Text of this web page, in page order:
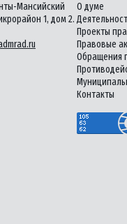
Мансийский
1, дом 2.
О думе
Проекты
Правовые
Обращения
Контакты